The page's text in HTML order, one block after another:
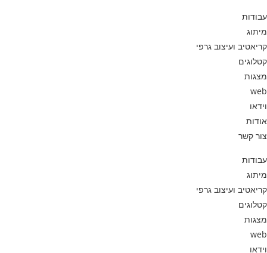
לתוכן
Skip
to
content
עבודות
מיתוג
קריאטיב ועיצוב גרפי
קטלוגים
מצגות
web
וידאו
אודות
צור קשר
עבודות
מיתוג
קריאטיב ועיצוב גרפי
קטלוגים
מצגות
web
וידאו